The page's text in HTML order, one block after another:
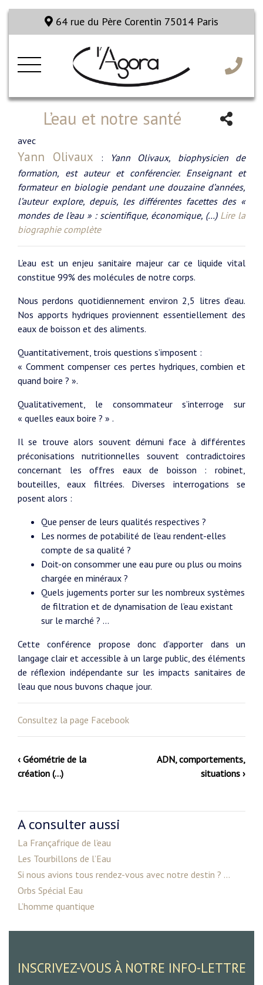
64 rue du Père Corentin 75014 Paris
L’eau et notre santé
avec
Yann Olivaux :
Yann Olivaux, biophysicien de
formation, est auteur et conférencier. Enseignant et
formateur en biologie pendant une douzaine d’années,
l’auteur explore, depuis, les différentes facettes des «
mondes de l’eau » : scientifique, économique, (…) Lire la
biographie complète
L’eau est un enjeu sanitaire majeur car ce liquide vital
constitue 99% des molécules de notre corps.
Nous perdons quotidiennement environ 2,5 litres d’eau.
Nos apports hydriques proviennent essentiellement des
eaux de boisson et des aliments.
Quantitativement, trois questions s’imposent :
« Comment compenser ces pertes hydriques, combien et
quand boire ? ».
Qualitativement, le consommateur s’interroge sur
« quelles eaux boire ? » .
Il se trouve alors souvent démuni face à différentes
préconisations nutritionnelles souvent contradictoires
concernant les offres eaux de boisson : robinet,
bouteilles, eaux filtrées. Diverses interrogations se
posent alors :
Que penser de leurs qualités respectives ?
Les normes de potabilité de l’eau rendent-elles
compte de sa qualité ?
Doit-on consommer une eau pure ou plus ou moins
chargée en minéraux ?
Quels jugements porter sur les nombreux systèmes
de filtration et de dynamisation de l’eau existant
sur le marché ? ...
Cette conférence propose donc d’apporter dans un
langage clair et accessible à un large public, des éléments
de réflexion indépendante sur les impacts sanitaires de
l’eau que nous buvons chaque jour.
Consultez la page Facebook
‹ Géométrie de la
création (…)
ADN, comportements,
situations ›
A consulter aussi
La Françafrique de l’eau
Les Tourbillons de l’Eau
Si nous avions tous rendez-vous avec notre destin ? ...
Orbs Spécial Eau
L’homme quantique
INSCRIVEZ-VOUS À NOTRE INFO-LETTRE